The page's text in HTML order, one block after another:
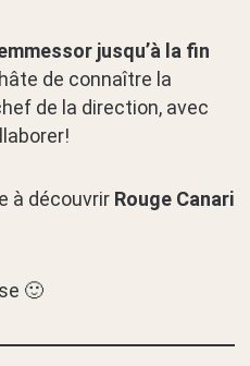
jusqu’à la fin
de connaître la
de la direction, avec
à découvrir Rouge Canari
🙂